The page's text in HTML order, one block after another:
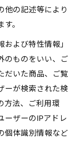
他の記述等により
。
よび特性情報」
のものをいい、ご
だいた商品、ご覧
ーが検索された検
方法、ご利用環
ーザーのIPアドレ
個体識別情報など